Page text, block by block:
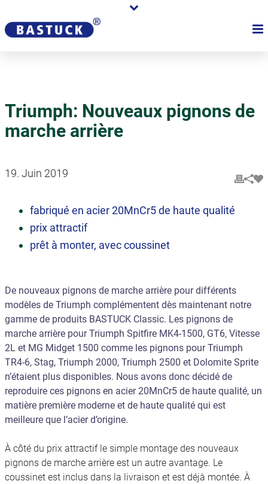
Triumph: Nouveaux pignons de
marche arrière
19. Juin 2019
fabriqué en acier 20MnCr5 de haute qualité
prix attractif
prêt à monter, avec coussinet
De nouveaux pignons de marche arrière pour différents
modèles de Triumph complémentent dès maintenant notre
gamme de produits BASTUCK Classic. Les pignons de
marche arrière pour Triumph Spitfire MK4-1500, GT6, Vitesse
2L et MG Midget 1500 comme les pignons pour Triumph
TR4-6, Stag, Triumph 2000, Triumph 2500 et Dolomite Sprite
n’étaient plus disponibles. Nous avons donc décidé de
reproduire ces pignons en acier 20MnCr5 de haute qualité, un
matière première moderne et de haute qualité qui est
meilleure que l’acier d’origine.
À côté du prix attractif le simple montage des nouveaux
pignons de marche arrière est un autre avantage. Le
coussinet est inclus dans la livraison et est déjà montée. À